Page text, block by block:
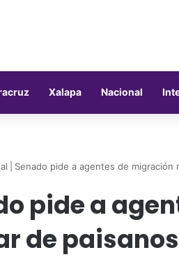
Xalapa Nacional
Senado pide a agentes de
pide a
de